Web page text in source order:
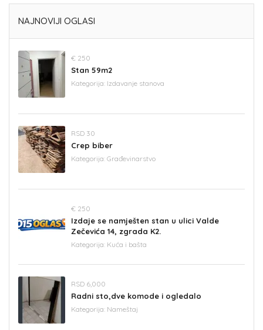
NAJNOVIJI OGLASI
€ 250
Stan 59m2
Kategorija: Izdavanje stanova
RSD 30
Crep biber
Kategorija: Građevinarstvo
€ 250
Izdaje se namješten stan u ulici Valde
Zečevića 14, zgrada K2.
Kategorija: Kuća i bašta
RSD 6,000
Radni sto,dve komode i ogledalo
Kategorija: Nameštaj